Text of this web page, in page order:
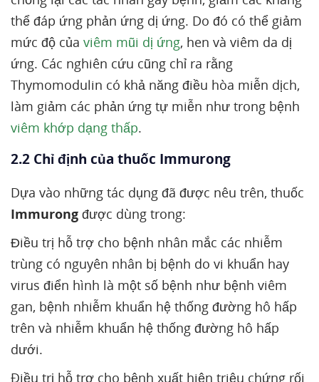
thể đáp ứng phản ứng dị ứng. Do đó có thể giảm
mức độ của viêm mũi dị ứng, hen và viêm da dị
ứng. Các nghiên cứu cũng chỉ ra rằng
Thymomodulin có khả năng điều hòa miễn dịch,
làm giảm các phản ứng tự miễn như trong bệnh
viêm khớp dạng thấp.
2.2 Chỉ định của thuốc Immurong
Dựa vào những tác dụng đã được nêu trên, thuốc
Immurong được dùng trong:
Điều trị hỗ trợ cho bệnh nhân mắc các nhiễm
trùng có nguyên nhân bị bệnh do vi khuẩn hay
virus điển hình là một số bệnh như bệnh viêm
gan, bệnh nhiễm khuẩn hệ thống đường hô hấp
trên và nhiễm khuẩn hệ thống đường hô hấp
dưới.
Ðiều trị hỗ trợ cho bệnh xuất hiện triệu chứng rối